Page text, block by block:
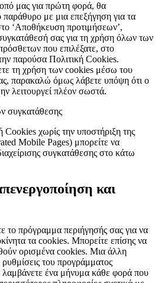
μας για πρώτη φορά, θα
με μια επεξήγηση για τα
‘Αποθήκευση προτιμήσεων’,
σας για τη χρήση όλων των
που επιλέξατε, στο
παρούσα Πολιτική Cookies.
τη χρήση των cookies μέσω του
παρακαλώ όμως λάβετε υπόψη ότι ο
λειτουργεί πλέον σωστά.
συγκατάθεσης
Cookies χωρίς την υποστήριξη της
Mobile Pages) μπορείτε να
συγκατάθεσης στο κάτω
και
το πρόγραμμα περιήγησής σας για να
τα cookies. Μπορείτε επίσης να
ορισμένα cookies. Μια άλλη
ρυθμίσεις του προγράμματος
λαμβάνετε ένα μήνυμα κάθε φορά που